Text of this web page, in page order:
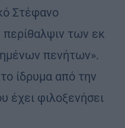
Στέφανο
των εκ
πενήτων».
ίδρυμα από την
έχει φιλοξενήσει